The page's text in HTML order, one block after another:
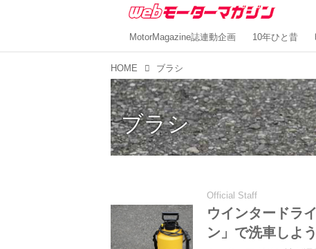
MotorMagazine誌連動企画 10年ひと昔
HOME ブラシ
ブラシ
Official Staff
ウインタードラ
ン」で洗車しよ